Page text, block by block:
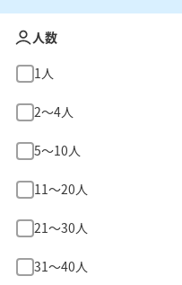
人数
1人
2〜4人
5〜10人
11〜20人
21〜30人
31〜40人